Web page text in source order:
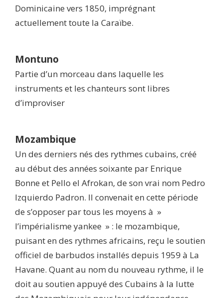
Dominicaine vers 1850, imprégnant
actuellement toute la Caraïbe.
Montuno
Partie d’un morceau dans laquelle les
instruments et les chanteurs sont libres
d’improviser
Mozambique
Un des derniers nés des rythmes cubains, créé
au début des années soixante par Enrique
Bonne et Pello el Afrokan, de son vrai nom Pedro
Izquierdo Padron. Il convenait en cette période
de s’opposer par tous les moyens à »
l’impérialisme yankee » : le mozambique,
puisant en des rythmes africains, reçu le soutien
officiel de barbudos installés depuis 1959 à La
Havane. Quant au nom du nouveau rythme, il le
doit au soutien appuyé des Cubains à la lutte